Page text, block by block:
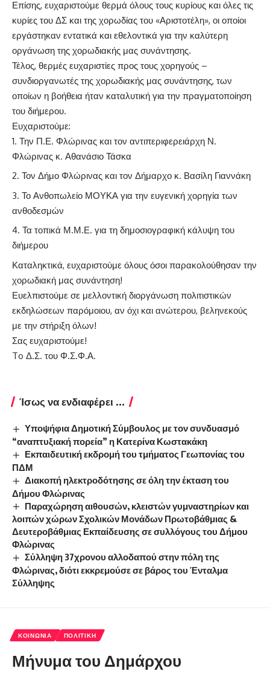
Επίσης, ευχαριστούμε θερμά όλους τους κυρίους και όλες τις
κυρίες του ΔΣ και της χορωδίας του «Αριστοτέλη», οι οποίοι
εργάστηκαν εντατικά και εθελοντικά για την καλύτερη
οργάνωση της χορωδιακής μας συνάντησης.
Τέλος, θερμές ευχαριστίες προς τους χορηγούς –
συνδιοργανωτές της χορωδιακής μας συνάντησης, των
οποίων η βοήθεια ήταν καταλυτική για την πραγματοποίηση
του διήμερου.
Ευχαριστούμε:
Την Π.Ε. Φλώρινας και τον αντιπεριφερειάρχη Ν.
Φλώρινας κ. Αθανάσιο Τάσκα
Τον Δήμο Φλώρινας και τον Δήμαρχο κ. Βασίλη Γιαννάκη
Το Ανθοπωλείο ΜΟΥΚΑ για την ευγενική χορηγία των
ανθοδεσμών
Τα τοπικά Μ.Μ.Ε. για τη δημοσιογραφική κάλυψη του
διήμερου
Καταληκτικά, ευχαριστούμε όλους όσοι παρακολούθησαν την
χορωδιακή μας συνάντηση!
Ευελπιστούμε σε μελλοντική διοργάνωση πολιτιστικών
εκδηλώσεων παρόμοιου, αν όχι και ανώτερου, βεληνεκούς
με την στήριξη όλων!
Σας ευχαριστούμε!
To Δ.Σ. του Φ.Σ.Φ.Α.
Ίσως να ενδιαφέρει ...
Υποψήφια Δημοτική Σύμβουλος με τον συνδυασμό
“αναπτυξιακή πορεία” η Κατερίνα Κωστακάκη
Εκπαιδευτική εκδρομή του τμήματος Γεωπονίας του
ΠΔΜ
Διακοπή ηλεκτροδότησης σε όλη την έκταση του
Δήμου Φλώρινας
Παραχώρηση αιθουσών, κλειστών γυμναστηρίων και
λοιπών χώρων Σχολικών Μονάδων Πρωτοβάθμιας &
Δευτεροβάθμιας Εκπαίδευσης σε συλλόγους του Δήμου
Φλώρινας
Σύλληψη 37χρονου αλλοδαπού στην πόλη της
Φλώρινας, διότι εκκρεμούσε σε βάρος του Ένταλμα
Σύλληψης
ΚΟΙΝΩΝΊΑ ΠΟΛΙΤΙΚΉ
Μήνυμα του Δημάρχου